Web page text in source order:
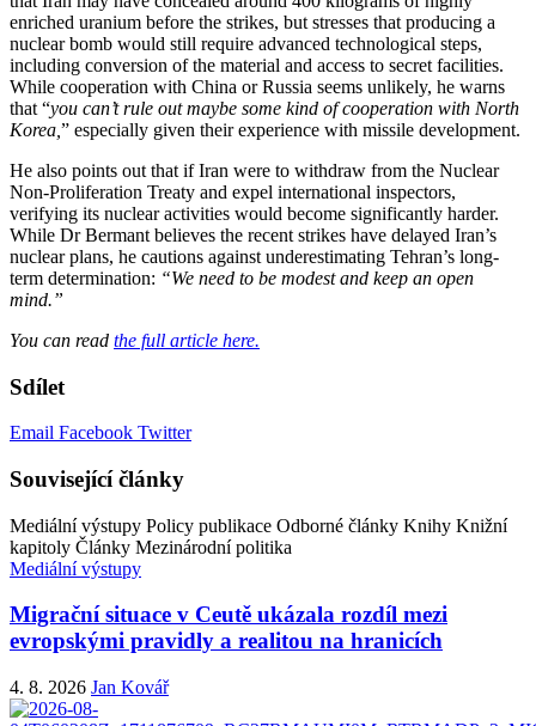
enriched uranium before the strikes, but stresses that producing a
nuclear bomb would still require advanced technological steps,
including conversion of the material and access to secret facilities.
While cooperation with China or Russia seems unlikely, he warns
that “you can’t rule out maybe some kind of cooperation with North
Korea, ” especially given their experience with missile development.
He also points out that if Iran were to withdraw from the Nuclear
Non-Proliferation Treaty and expel international inspectors,
verifying its nuclear activities would become significantly harder.
While Dr Bermant believes the recent strikes have delayed Iran’s
nuclear plans, he cautions against underestimating Tehran’s long-
term determination: “We need to be modest and keep an open
mind.”
You can read the full article here.
Sdílet
Email Facebook Twitter
Související články
Mediální výstupy Policy publikace Odborné články Knihy Knižní
kapitoly Články Mezinárodní politika
Mediální výstupy
Migrační situace v Ceutě ukázala rozdíl mezi
evropskými pravidly a realitou na hranicích
4. 8. 2026 Jan Kovář